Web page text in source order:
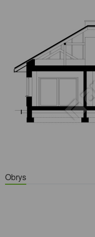
Obrys